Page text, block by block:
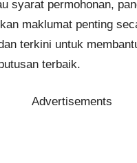
syarat permohonan,
maklumat penting
terkini untuk
terbaik.
Advertisements